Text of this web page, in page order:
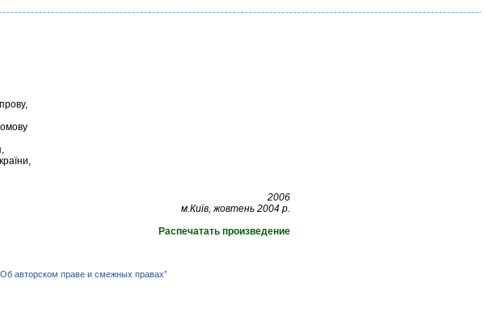
2006
м.Київ, жовтень 2004 р.
Распечатать произведение
„Об авторском праве и смежных правах”